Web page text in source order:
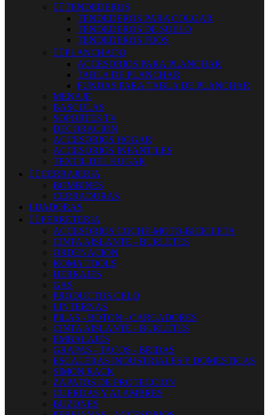
 TENDEDEROS
TENDEDEROS PARA COLGAR
TENDEDEROS DE SUELO
TENDEDEROS FIJOS
 PLANCHADO
ACCESORIOS PARA PLANCHAR
TABLA DE PLANCHAR
FUNDAS PARA TABLA DE PLANCHAR
MENAJE
BASCULAS
SOPORTES TV
DECORACION
ACCESORIOS HOGAR
ACCESORIOS INFANTILES
TEXTIL DEL HOGAR
 CERRAJERIA
BOMBINES
CERRADURAS
LIJADORAS
 FERRETERIA
ACCESORIOS COCHE-MOTO-BICICLETA
CINTA AISLANTE - BURLETES
ORDENACION
KOMA TOOLS
HERRAJES
GAS
PRODUCTOS CELO
LINTERNAS
PILAS - BOTON - CARGADORES
CINTA AISLANTE - BURLETES
EMBALAJES
GRAPAS - TACOS - BRIDAS
ESCALERAS INDUSTRIALES Y DOMESTICAS
SIMON RACK
ZAPATOS DE PROTECCION
CUERDAS Y ALAMBRES
BUZONES